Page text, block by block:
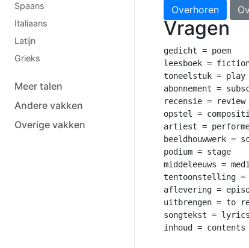
Spaans
Italiaans
Latijn
Grieks
Meer talen
Andere vakken
Overige vakken
Overhoren
Vragen
gedicht = poem
leesboek =
toneelstuk = play
abonnement =
recensie = review
opstel =
artiest =
beeldhouwwerk =
podium = stage
middeleeuws =
tentoonstelling
aflevering =
uitbrengen = to
songtekst = lyrics